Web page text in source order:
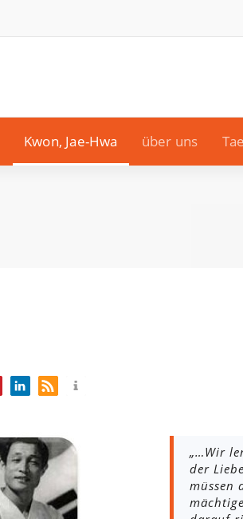
Kwon, Jae-Hwa über uns
„…Wir
der
müssen